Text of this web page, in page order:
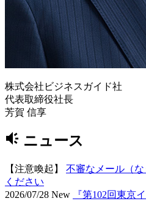
株式会社ビジネスガイド社
代表取締役社長
芳賀 信享
brand_awareness ニュース
【注意喚起】
不審なメール（
ください
2026/07/28 New
『第102回東京